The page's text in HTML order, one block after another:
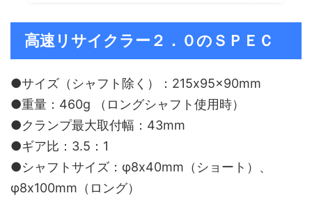
高速リサイクラー２．０のＳＰＥＣ
●サイズ（シャフト除く）：215x95x90mm
●重量：460g （ロングシャフト使用時）
●クランプ最大取付幅：43mm
●ギア比：3.5：1
●シャフトサイズ：φ8x40mm（ショート）、
φ8x100mm（ロング）